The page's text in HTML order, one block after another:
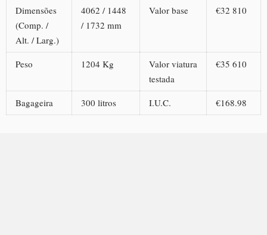
Dimensões
(Comp. /
Alt. / Larg.)
4062 / 1448
/ 1732 mm
Valor base €32 810
Peso 1204 Kg
Valor viatura
testada
€35 610
Bagageira 300 litros I.U.C. €168.98